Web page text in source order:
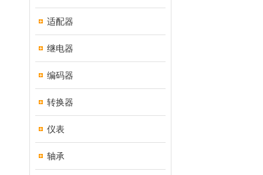
适配器
继电器
编码器
转换器
仪表
轴承